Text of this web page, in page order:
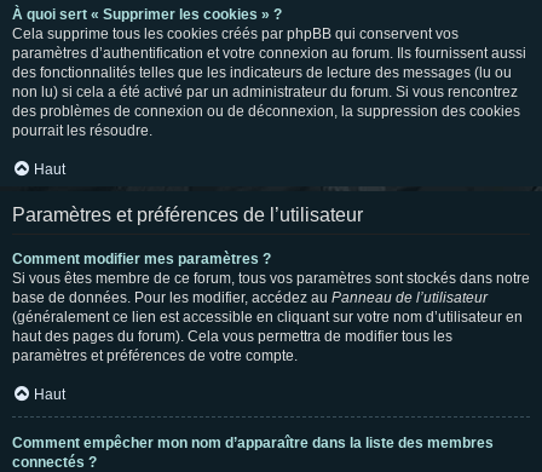
À quoi sert « Supprimer les cookies » ?
Cela supprime tous les cookies créés par phpBB qui conservent vos
paramètres d’authentification et votre connexion au forum. Ils fournissent aussi
des fonctionnalités telles que les indicateurs de lecture des messages (lu ou
non lu) si cela a été activé par un administrateur du forum. Si vous rencontrez
des problèmes de connexion ou de déconnexion, la suppression des cookies
pourrait les résoudre.
Haut
Paramètres et préférences de l’utilisateur
Comment modifier mes paramètres ?
Si vous êtes membre de ce forum, tous vos paramètres sont stockés dans notre
base de données. Pour les modifier, accédez au Panneau de l’utilisateur
(généralement ce lien est accessible en cliquant sur votre nom d’utilisateur en
haut des pages du forum). Cela vous permettra de modifier tous les
paramètres et préférences de votre compte.
Haut
Comment empêcher mon nom d’apparaître dans la liste des membres
connectés ?